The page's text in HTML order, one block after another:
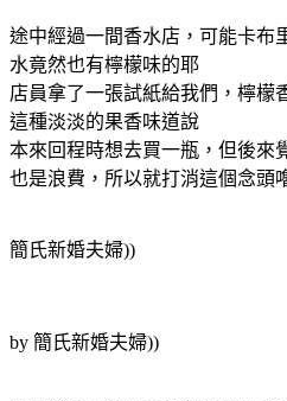
途中經過一間香水店，可能卡布
水竟然也有檸檬味的耶
店員拿了一張試紙給我們，檸檬
這種淡淡的果香味道說
本來回程時想去買一瓶，但後來
也是浪費，所以就打消這個念頭
簡氏新婚夫婦))
by 簡氏新婚夫婦))